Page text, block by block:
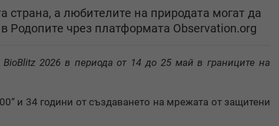
а любителите на природата могат да
Родопите чрез платформата Observation.org
2026 в периода от 14 до 25 май в границите на
и 34 години от създаването на мрежата от защитени